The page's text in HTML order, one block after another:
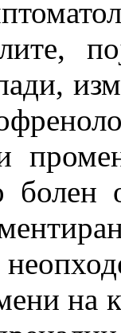
болен
на